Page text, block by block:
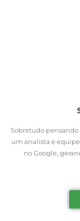
Sobretudo
um analista e
no Google,